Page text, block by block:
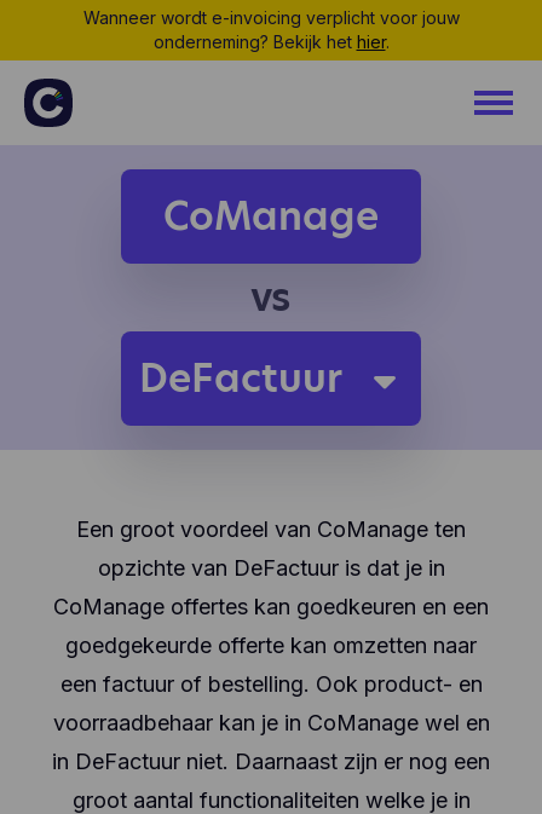
Wanneer wordt e-invoicing verplicht voor jouw
onderneming? Bekijk het hier.
CoManage
vs
DeFactuur
Een groot voordeel van CoManage ten
opzichte van DeFactuur is dat je in
CoManage offertes kan goedkeuren en een
goedgekeurde offerte kan omzetten naar
een factuur of bestelling. Ook product- en
voorraadbehaar kan je in CoManage wel en
in DeFactuur niet. Daarnaast zijn er nog een
groot aantal functionaliteiten welke je in